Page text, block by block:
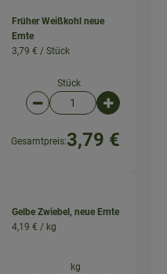
Früher Weißkohl neue
Ernte
3,79 € / Stück
Stück
Artikelanzahl
Gesamtpreis:3,79 €
Gelbe Zwiebel, neue Ernte
4,19 € / kg
kg